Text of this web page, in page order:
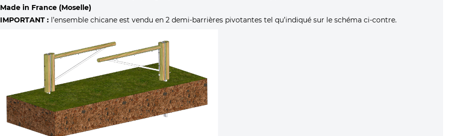
Made in France (Moselle)
IMPORTANT : l’ensemble chicane est vendu en 2 demi-barrières pivotantes tel qu’indiqué sur le schéma ci-contre.